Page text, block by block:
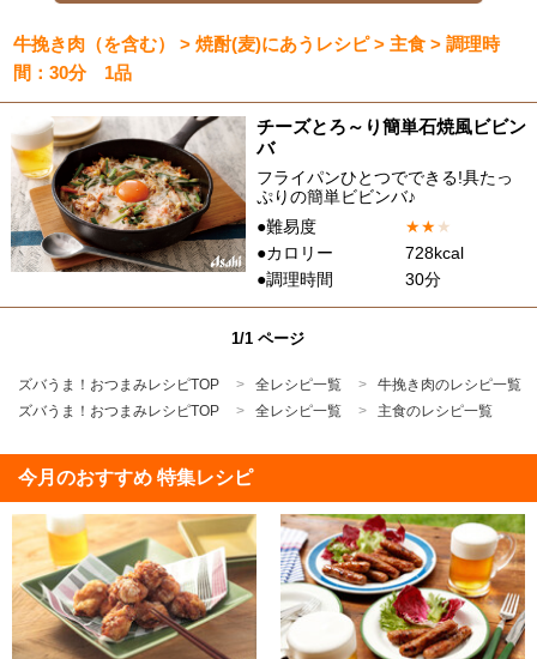
牛挽き肉（を含む） > 焼酎(麦)にあうレシピ > 主食 > 調理時
間：30分 1品
チーズとろ～り簡単石焼風ビビン
バ
フライパンひとつでできる!具たっ
ぷりの簡単ビビンバ♪
●難易度
★★★
●カロリー
728kcal
●調理時間
30分
1/1 ページ
ズバうま！おつまみレシピTOP 全レシピ一覧
牛挽き肉のレシピ一覧
ズバうま！おつまみレシピTOP
全レシピ一覧 主食のレシピ一覧
今月のおすすめ 特集レシピ